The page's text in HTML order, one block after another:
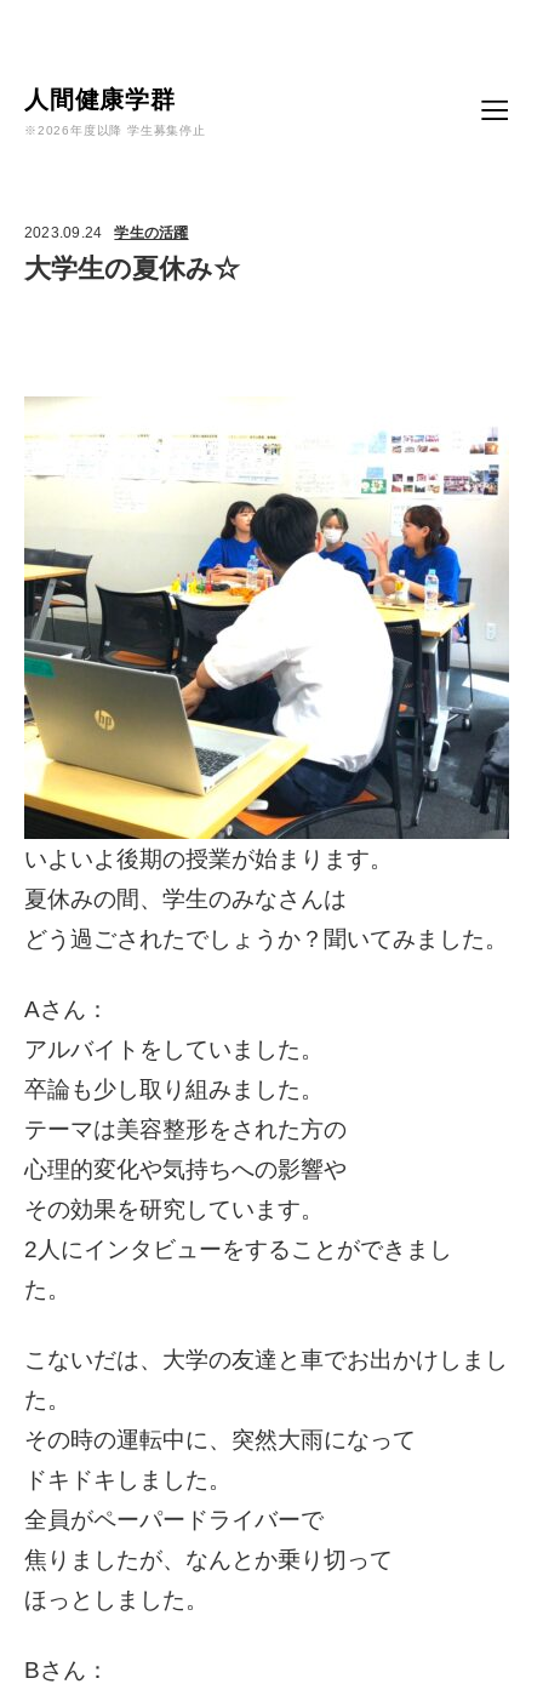
人間健康学群
※2026年度以降 学生募集停止
2023.09.24 学生の活躍
大学生の夏休み☆
いよいよ後期の授業が始まります。
夏休みの間、学生のみなさんは
どう過ごされたでしょうか？聞いてみました。
Aさん：
アルバイトをしていました。
卒論も少し取り組みました。
テーマは美容整形をされた方の
心理的変化や気持ちへの影響や
その効果を研究しています。
2人にインタビューをすることができまし
た。
こないだは、大学の友達と車でお出かけしまし
た。
その時の運転中に、突然大雨になって
ドキドキしました。
全員がペーパードライバーで
焦りましたが、なんとか乗り切って
ほっとしました。
Bさん：